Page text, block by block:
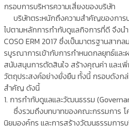
กรอบการบริหารความเสี่ยงของบริษัท
บริษัทตระหนักถึงความสำคัญของการบ
ไปตามหลักการกำกับดูแลกิจการที่ดี จึงน
COSO ERM 2017 ซึ่งเป็นมาตรฐานสาก
รบูรณาการเข้ากับการกำหนดกลยุทธ์และ
สนับสนุนการตัดสินใจ สร้างคุณค่า และเพิ่
วัตถุประสงค์อย่างยั่งยืน ทั้งนี้ กรอบดังก
สำคัญ ดังนี้
1. การกำกับดูแลและวัฒนธรรม
ซึ่งรวมถึงบทบาทของคณะกรรมการ โ
นิยมองค์กร และการสร้างวัฒนธรรมการ